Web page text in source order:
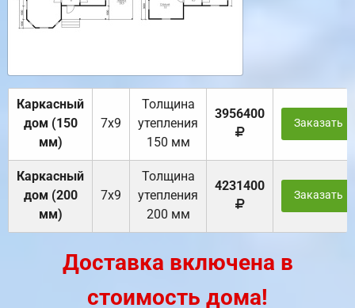
Каркасный
дом (150
мм)
7х9
Толщина
утепления
150 мм
3956400
Заказать
Каркасный
дом (200
мм)
7х9
Толщина
утепления
200 мм
4231400
Заказать
Доставка включена в
стоимость дома!